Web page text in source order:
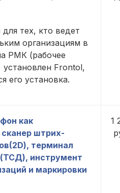
тех, кто ведет
организациям в
РМК (рабочее
установлен Frontol,
его установка.
как
штрих-
терминал
инструмент
и маркировки
1